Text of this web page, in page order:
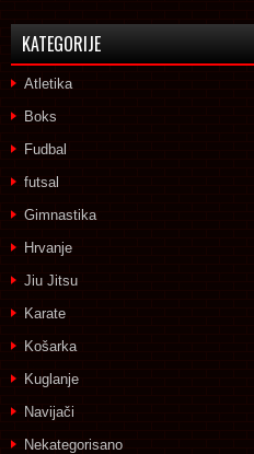
KATEGORIJE
Atletika
Boks
Fudbal
futsal
Gimnastika
Hrvanje
Jiu Jitsu
Karate
Košarka
Kuglanje
Navijači
Nekategorisano